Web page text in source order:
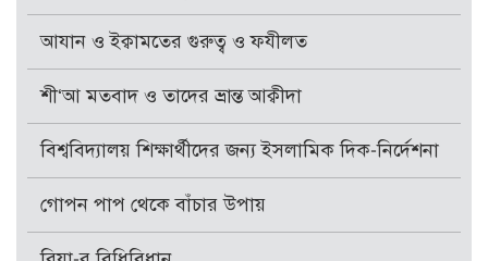
আযান ও ইক্বামতের গুরুত্ব ও ফযীলত
শী‘আ মতবাদ ও তাদের ভ্রান্ত আক্বীদা
বিশ্ববিদ্যালয় শিক্ষার্থীদের জন্য ইসলামিক দিক-নির্দেশনা
গোপন পাপ থেকে বাঁচার উপায়